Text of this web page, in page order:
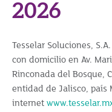
2026
Tesselar Soluciones,
con domicilio en Av.
Rinconada del Bosque,
entidad de Jalisco, país
internet